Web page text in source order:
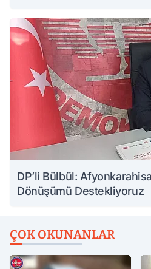
DP’li Bülbül:
Dönüşümü Destekliyoruz
ÇOK OKUNANLAR